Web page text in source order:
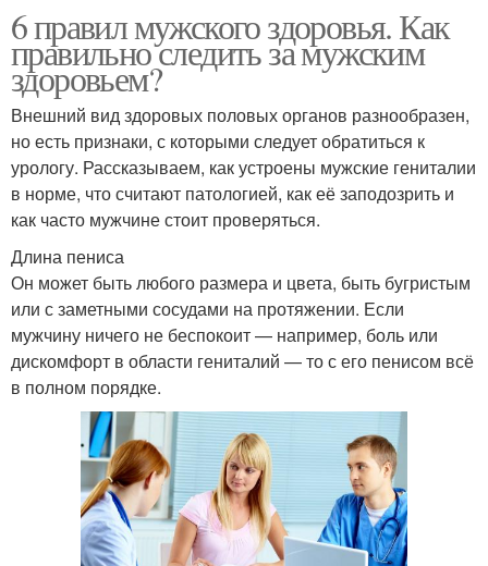
6 правил мужского здоровья. Как
правильно следить за мужским
здоровьем?
Внешний вид здоровых половых органов разнообразен,
но есть признаки, с которыми следует обратиться к
урологу. Рассказываем, как устроены мужские гениталии
в норме, что считают патологией, как её заподозрить и
как часто мужчине стоит проверяться.
Длина пениса
Он может быть любого размера и цвета, быть бугристым
или с заметными сосудами на протяжении. Если
мужчину ничего не беспокоит — например, боль или
дискомфорт в области гениталий — то с его пенисом всё
в полном порядке.